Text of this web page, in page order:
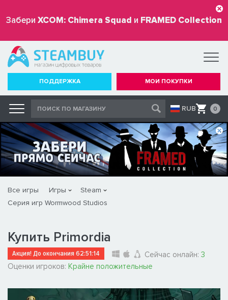
Забери XCOM: Chimera Squad и FRAMED Collection
бесплатно
ПОДДЕРЖКА МОИ ПОКУПКИ
RUB 0
Все игры Игры
Steam
Серия игр Wormwood Studios
Купить Primordia
Акция! До окончания62:51:13 Сейчас онлайн: 3
Оценки игроков: Крайне положительные